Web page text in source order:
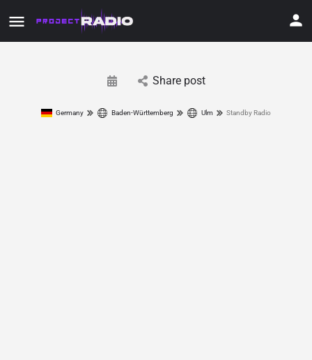
Share post
Germany Baden-Württemberg Ulm Standby Radio